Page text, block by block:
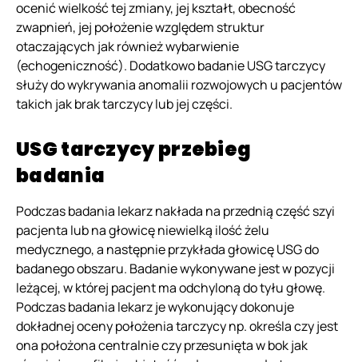
ocenić wielkość tej zmiany, jej kształt, obecność
zwapnień, jej położenie względem struktur
otaczających jak również wybarwienie
(echogeniczność). Dodatkowo badanie USG tarczycy
służy do wykrywania anomalii rozwojowych u pacjentów
takich jak brak tarczycy lub jej części.
USG tarczycy przebieg
badania
Podczas badania lekarz nakłada na przednią część szyi
pacjenta lub na głowicę niewielką ilość żelu
medycznego, a następnie przykłada głowicę USG do
badanego obszaru. Badanie wykonywane jest w pozycji
leżącej, w której pacjent ma odchyloną do tyłu głowę.
Podczas badania lekarz je wykonujący dokonuje
dokładnej oceny położenia tarczycy np. określa czy jest
ona położona centralnie czy przesunięta w bok jak